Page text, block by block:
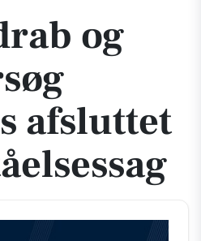
og
afsluttet